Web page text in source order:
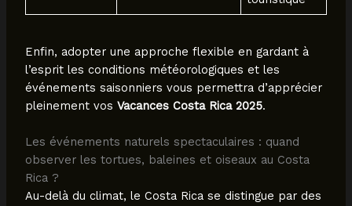
Enfin, adopter une approche flexible en gardant à
l’esprit les conditions météorologiques et les
événements saisonniers vous permettra d’apprécier
pleinement vos Vacances Costa Rica 2025.
Les événements naturels spectaculaires : quand
observer les tortues, baleines et oiseaux au Costa
Rica ?
Au-delà du climat, le Costa Rica se distingue par des